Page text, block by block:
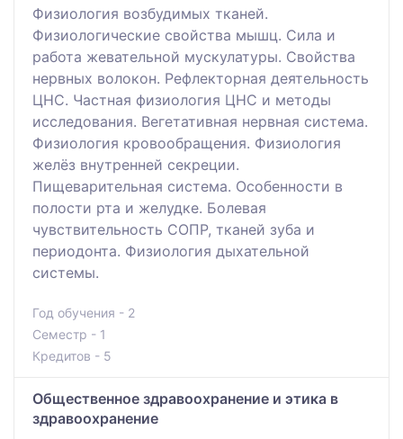
Физиология возбудимых тканей.
Физиологические свойства мышц. Сила и
работа жевательной мускулатуры. Свойства
нервных волокон. Рефлекторная деятельность
ЦНС. Частная физиология ЦНС и методы
исследования. Вегетативная нервная система.
Физиология кровообращения. Физиология
желёз внутренней секреции.
Пищеварительная система. Особенности в
полости рта и желудке. Болевая
чувствительность СОПР, тканей зуба и
периодонта. Физиология дыхательной
системы.
Год обучения - 2
Семестр - 1
Кредитов - 5
Общественное здравоохранение и этика в
здравоохранение